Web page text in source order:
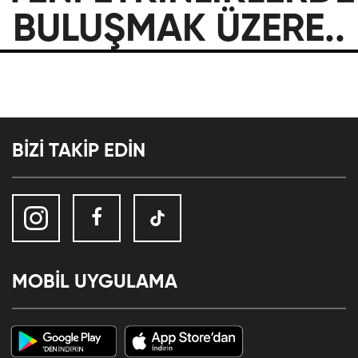
BULUŞMAK ÜZERE..
BİZİ TAKİP EDİN
MOBİL UYGULAMA